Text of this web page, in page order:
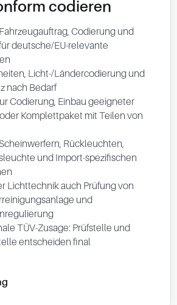
codieren
Codierung und
deutsche/EU-relevante
Licht-/Ländercodierung und
nach Bedarf
Codierung, Einbau geeigneter
Komplettpaket mit Teilen von
Rückleuchten,
und Import-spezifischen
Lichttechnik auch Prüfung von
und
TÜV-Zusage: Prüfstelle und
entscheiden final